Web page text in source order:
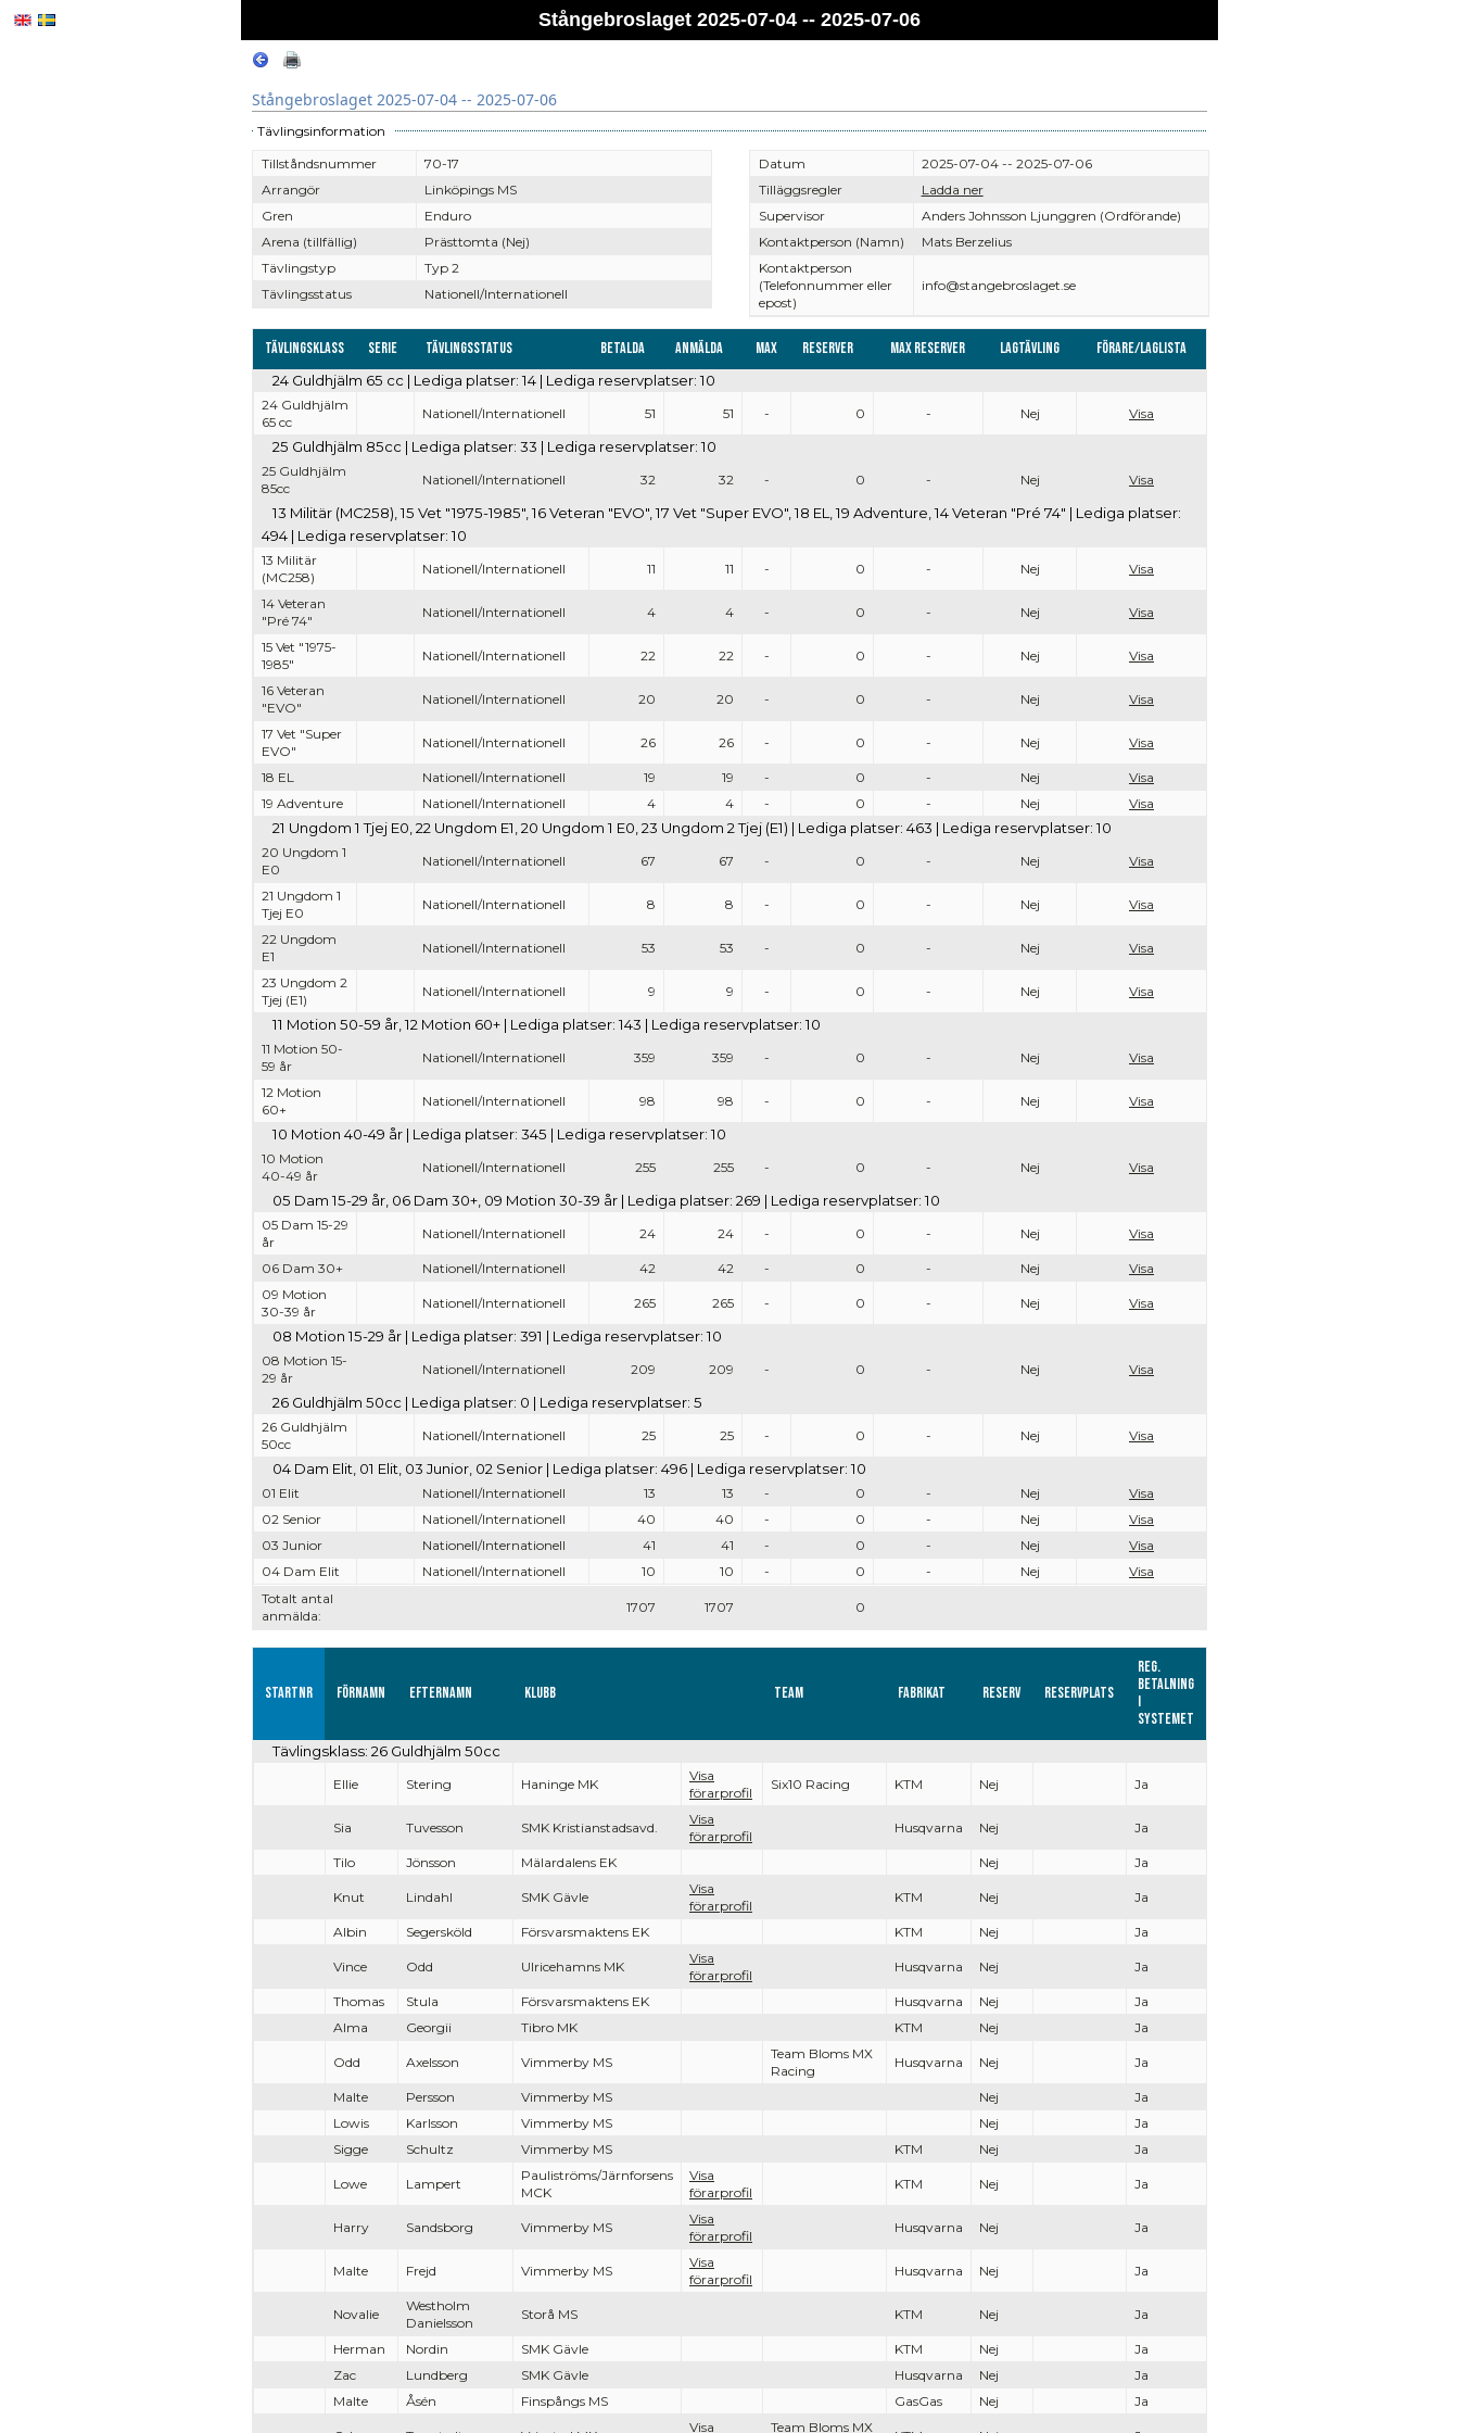
Stångebroslaget 2025-07-04 -- 2025-07-06
Stångebroslaget 2025-07-04 -- 2025-07-06
Tävlingsinformation
Tillståndsnummer
70-17
Arrangör
Linköpings MS
Gren
Enduro
Arena (tillfällig)
Prästtomta (Nej)
Tävlingstyp
Typ 2
Tävlingsstatus
Nationell/Internationell
Datum
2025-07-04 -- 2025-07-06
Tilläggsregler
Ladda ner
Supervisor
Anders Johnsson Ljunggren (Ordförande)
Kontaktperson (Namn)
Mats Berzelius
Kontaktperson
(Telefonnummer eller
epost)
info@stangebroslaget.se
Tävlingsklass Serie Tävlingsstatus Betalda Anmälda Max Reserver Max reserver Lagtävling Förare/Laglista
Totalt antal
anmälda:
1707 1707 0
24 Guldhjälm 65 cc | Lediga platser: 14 | Lediga reservplatser: 10
24 Guldhjälm
65 cc
Nationell/Internationell 51 51 - 0 - Nej Visa
25 Guldhjälm 85cc | Lediga platser: 33 | Lediga reservplatser: 10
25 Guldhjälm
85cc
Nationell/Internationell 32 32 - 0 - Nej Visa
13 Militär (MC258), 15 Vet "1975-1985", 16 Veteran "EVO", 17 Vet "Super EVO", 18 EL, 19 Adventure, 14 Veteran "Pré 74" | Lediga platser:
494 | Lediga reservplatser: 10
13 Militär
(MC258)
Nationell/Internationell 11 11 - 0 - Nej Visa
14 Veteran
"Pré 74"
Nationell/Internationell 4 4 - 0 - Nej Visa
15 Vet "1975-
1985"
Nationell/Internationell 22 22 - 0 - Nej Visa
16 Veteran
"EVO"
Nationell/Internationell 20 20 - 0 - Nej Visa
17 Vet "Super
EVO"
Nationell/Internationell 26 26 - 0 - Nej Visa
18 EL Nationell/Internationell 19 19 - 0 - Nej
Visa
19 Adventure
Nationell/Internationell 4 4 - 0 - Nej Visa
21 Ungdom 1 Tjej E0, 22 Ungdom E1, 20 Ungdom 1 E0, 23 Ungdom 2 Tjej (E1) | Lediga platser: 463 | Lediga reservplatser: 10
20 Ungdom 1
E0
Nationell/Internationell 67 67 - 0 - Nej Visa
21 Ungdom 1
Tjej E0
Nationell/Internationell 8 8 - 0 - Nej Visa
22 Ungdom
E1
Nationell/Internationell 53 53 - 0 - Nej Visa
23 Ungdom 2
Tjej (E1)
Nationell/Internationell 9 9 - 0 - Nej Visa
11 Motion 50-59 år, 12 Motion 60+ | Lediga platser: 143 | Lediga reservplatser: 10
11 Motion 50-
59 år
Nationell/Internationell 359 359 - 0 - Nej Visa
12 Motion
60+
Nationell/Internationell 98 98 - 0 - Nej Visa
10 Motion 40-49 år | Lediga platser: 345 | Lediga reservplatser: 10
10 Motion
40-49 år
Nationell/Internationell 255 255 - 0 - Nej Visa
05 Dam 15-29 år, 06 Dam 30+, 09 Motion 30-39 år | Lediga platser: 269 | Lediga reservplatser: 10
05 Dam 15-29
år
Nationell/Internationell 24 24 - 0 - Nej Visa
06 Dam 30+ Nationell/Internationell 42 42 - 0 - Nej
Visa
09 Motion
30-39 år
Nationell/Internationell 265 265 - 0 - Nej Visa
08 Motion 15-29 år | Lediga platser: 391 | Lediga reservplatser: 10
08 Motion 15-
29 år
Nationell/Internationell 209 209 - 0 - Nej Visa
26 Guldhjälm 50cc | Lediga platser: 0 | Lediga reservplatser: 5
26 Guldhjälm
50cc
Nationell/Internationell 25 25 - 0 - Nej Visa
04 Dam Elit, 01 Elit, 03 Junior, 02 Senior | Lediga platser: 496 | Lediga reservplatser: 10
01 Elit Nationell/Internationell 13 13 - 0 - Nej
Visa
02 Senior
Nationell/Internationell 40 40 - 0 - Nej
Visa
03 Junior
Nationell/Internationell 41 41 - 0 - Nej
Visa
04 Dam Elit
Nationell/Internationell 10 10 - 0 - Nej Visa
Startnr Förnamn Efternamn Klubb Team Fabrikat Reserv Reservplats
Reg.
Betalning
i
systemet
Tävlingsklass: 26 Guldhjälm 50cc
Ellie Stering Haninge MK
Visa
förarprofil
Six10 Racing KTM Nej Ja
Sia Tuvesson SMK Kristianstadsavd.
Visa
förarprofil
Husqvarna Nej Ja
Tilo Jönsson Mälardalens EK Nej Ja
Knut Lindahl SMK Gävle
Visa
förarprofil
KTM Nej Ja
Albin Segersköld Försvarsmaktens EK KTM Nej Ja
Vince Odd Ulricehamns MK
Visa
förarprofil
Husqvarna Nej Ja
Thomas Stula Försvarsmaktens EK Husqvarna Nej
Ja
Alma
Georgii Tibro MK KTM Nej Ja
Odd Axelsson Vimmerby MS
Team Bloms MX
Racing
Husqvarna Nej Ja
Malte Persson Vimmerby MS Nej
Ja
Lowis
Karlsson Vimmerby MS Nej
Ja
Sigge
Schultz Vimmerby MS KTM Nej Ja
Lowe Lampert
Pauliströms/Järnforsens
MCK
Visa
förarprofil
KTM Nej Ja
Harry Sandsborg Vimmerby MS
Visa
förarprofil
Husqvarna Nej Ja
Malte Frejd Vimmerby MS
Visa
förarprofil
Husqvarna Nej Ja
Novalie
Westholm
Danielsson
Storå MS KTM Nej Ja
Herman Nordin SMK Gävle KTM Nej
Ja
Zac
Lundberg SMK Gävle Husqvarna Nej
Ja
Malte
Åsén Finspångs MS GasGas Nej Ja
Visa Team Bloms MX